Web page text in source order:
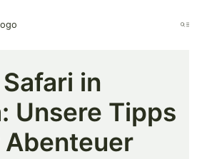
Menu
in
Unsere Tipps